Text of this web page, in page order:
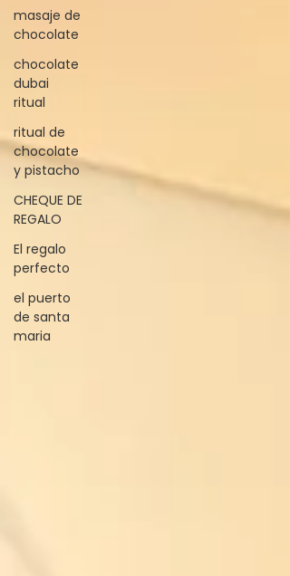
masaje de
chocolate
chocolate
dubai
ritual
ritual de
chocolate
y pistacho
CHEQUE DE
REGALO
El regalo
perfecto
el puerto
de santa
maria